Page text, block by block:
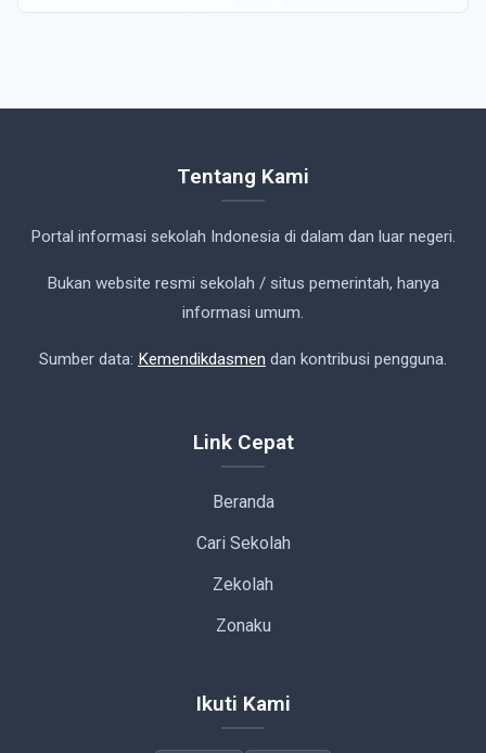
Tentang Kami
Portal informasi sekolah Indonesia di dalam dan luar negeri.
Bukan website resmi sekolah / situs pemerintah, hanya
informasi umum.
Sumber data: Kemendikdasmen dan kontribusi pengguna.
Link Cepat
Beranda
Cari Sekolah
Zekolah
Zonaku
Ikuti Kami